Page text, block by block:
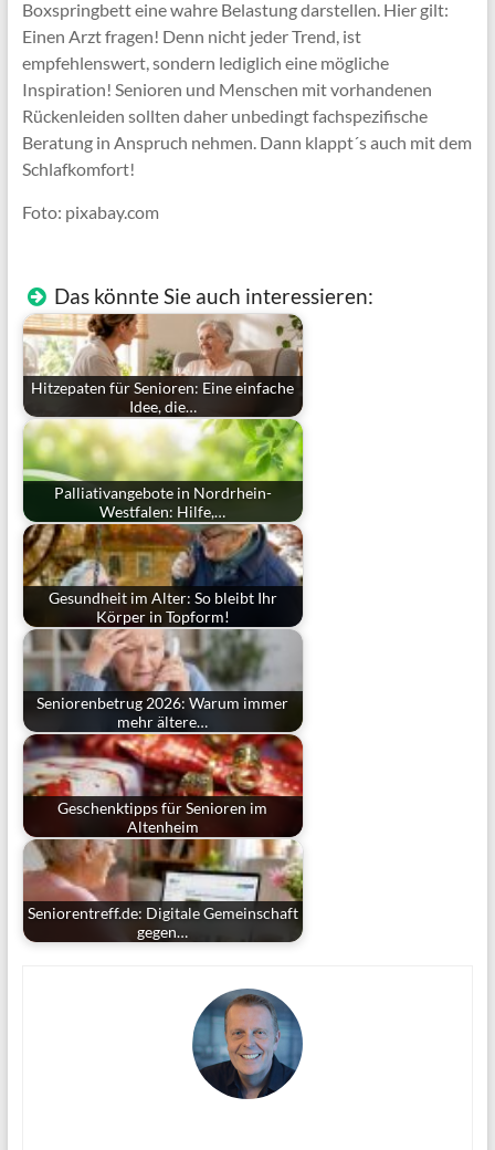
Boxspringbett eine wahre Belastung darstellen. Hier gilt:
Einen Arzt fragen! Denn nicht jeder Trend, ist
empfehlenswert, sondern lediglich eine mögliche
Inspiration! Senioren und Menschen mit vorhandenen
Rückenleiden sollten daher unbedingt fachspezifische
Beratung in Anspruch nehmen. Dann klappt´s auch mit dem
Schlafkomfort!
Foto: pixabay.com
Das könnte Sie auch interessieren:
Hitzepaten für Senioren: Eine einfache
Idee, die…
Palliativangebote in Nordrhein-
Westfalen: Hilfe,…
Gesundheit im Alter: So bleibt Ihr
Körper in Topform!
Seniorenbetrug 2026: Warum immer
mehr ältere…
Geschenktipps für Senioren im
Altenheim
Seniorentreff.de: Digitale Gemeinschaft
gegen…